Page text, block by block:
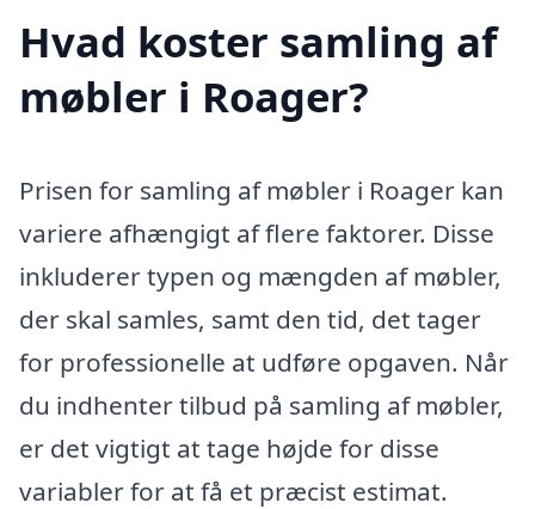
Hvad koster samling af
møbler i Roager?
Prisen for samling af møbler i Roager kan
variere afhængigt af flere faktorer. Disse
inkluderer typen og mængden af møbler,
der skal samles, samt den tid, det tager
for professionelle at udføre opgaven. Når
du indhenter tilbud på samling af møbler,
er det vigtigt at tage højde for disse
variabler for at få et præcist estimat.